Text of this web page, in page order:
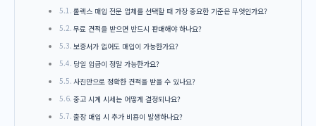
롤렉스 매입 전문 업체를 선택할 때 가장 중요한 기준은 무엇인가요?
무료 견적을 받으면 반드시 판매해야 하나요?
보증서가 없어도 매입이 가능한가요?
당일 입금이 정말 가능한가요?
사진만으로 정확한 견적을 받을 수 있나요?
중고 시계 시세는 어떻게 결정되나요?
출장 매입 시 추가 비용이 발생하나요?